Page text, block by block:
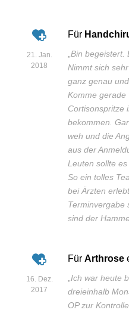
21. Jan.
2018
Für
Bin begeistert.
Nimmt sich
ganz genau
Komme gerade
Cortisonspritze
bekommen.
weh und die
aus der
Leuten sollte es
So ein tolles
bei Ärzten
Terminvergabe
sind der
16. Dez.
2017
Für Arthrose
Ich war heute
dreieinhalb
OP zur